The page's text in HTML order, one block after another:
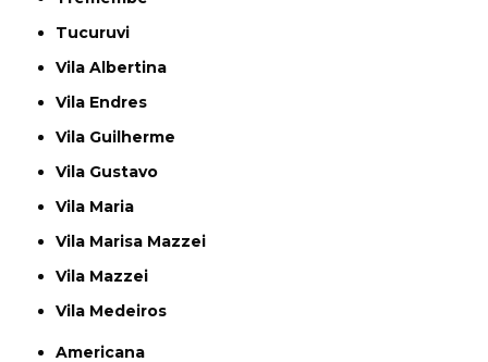
Tucuruvi
Vila Albertina
Vila Endres
Vila Guilherme
Vila Gustavo
Vila Maria
Vila Marisa Mazzei
Vila Mazzei
Vila Medeiros
Americana